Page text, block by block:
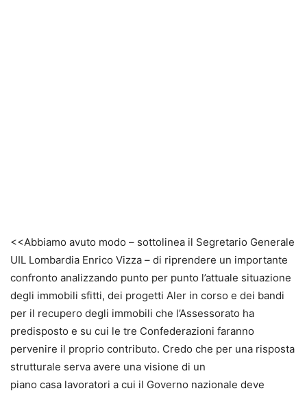
<<Abbiamo avuto modo – sottolinea il Segretario Generale
UIL Lombardia Enrico Vizza – di riprendere un importante
confronto analizzando punto per punto l’attuale situazione
degli immobili sfitti, dei progetti Aler in corso e dei bandi
per il recupero degli immobili che l’Assessorato ha
predisposto e su cui le tre Confederazioni faranno
pervenire il proprio contributo. Credo che per una risposta
strutturale serva avere una visione di un
piano casa lavoratori a cui il Governo nazionale deve